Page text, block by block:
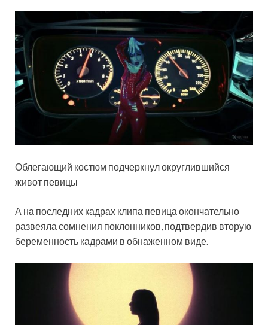
Облегающий костюм подчеркнул округлившийся
живот певицы
А на последних кадрах клипа певица окончательно
развеяла сомнения поклонников, подтвердив вторую
беременность кадрами в обнаженном виде.